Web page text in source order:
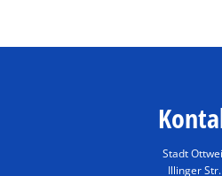
Stadt
Illinger